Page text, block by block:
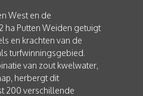
West en de
ha Putten Weiden getuigt
en krachten van de
turfwinningsgebied.
van zout kwelwater,
herbergt dit
200 verschillende